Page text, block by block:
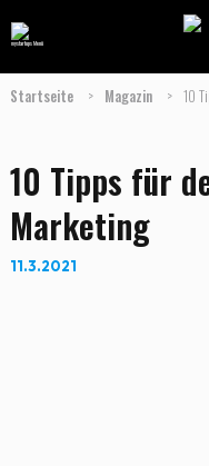
Startseite > Magazin > 10
10 Tipps für
Marketing
11.3.2021